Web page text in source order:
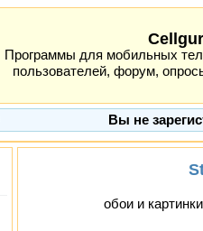
Программы для мобильных
пользователей, форум,
Вы не
обои и